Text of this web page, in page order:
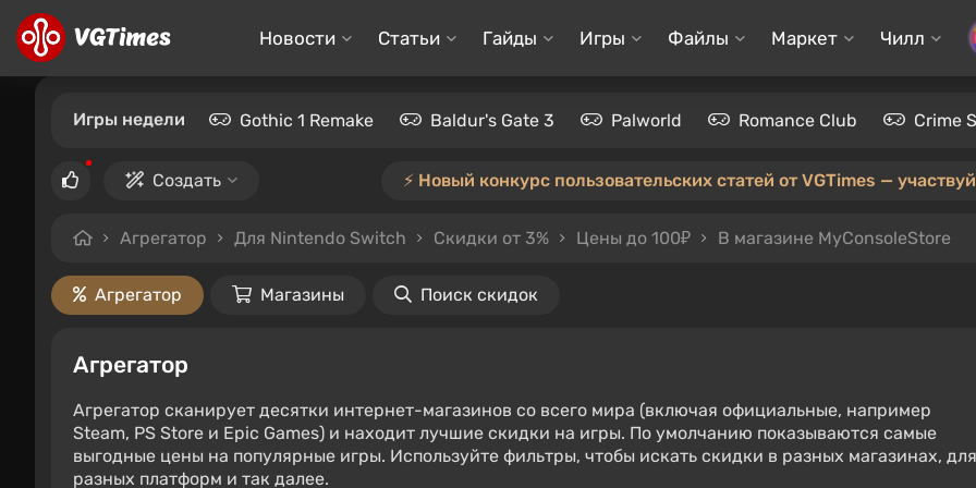
Новости Статьи Гайды Игры Файлы Маркет Чилл
Игры недели Gothic 1 Remake Baldur's Gate 3 Palworld Romance Club Crime
Создать ⚡️ Новый конкурс пользовательских статей от VGTimes —
Агрегатор Для Nintendo Switch Скидки от 3% Цены до 100₽ В магазине MyConsoleStore
Агрегатор Магазины Поиск скидок
Агрегатор
Агрегатор сканирует десятки интернет-магазинов со всего мира (включая официальные, например
Steam, PS Store и Epic Games) и находит лучшие скидки на игры. По умолчанию показываются самые
выгодные цены на популярные игры. Используйте фильтры, чтобы искать скидки в разных магазинах, для
разных платформ и так далее.